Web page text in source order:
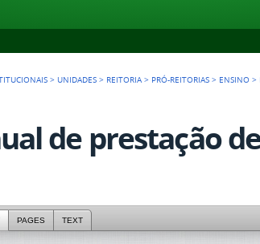
> UNIDADES > REITORIA > PRÓ-REITORIAS > ENSINO >
de prestação
PAGES TEXT